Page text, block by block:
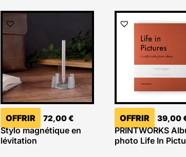
OFFRIR 72,00€
Stylo magnétique en
lévitation
OFFRIR 39,00
PRINTWORKS
photo Life In